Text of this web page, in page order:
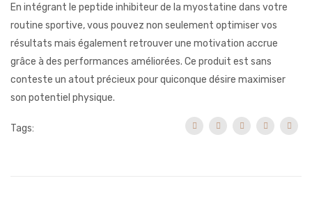
En intégrant le peptide inhibiteur de la myostatine dans votre
routine sportive, vous pouvez non seulement optimiser vos
résultats mais également retrouver une motivation accrue
grâce à des performances améliorées. Ce produit est sans
conteste un atout précieux pour quiconque désire maximiser
son potentiel physique.
Tags: